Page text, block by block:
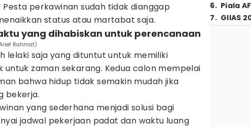
perkawinan sudah tidak dianggap
status atau martabat saja.
yang dihabiskan untuk perencanaan
Rahmat)
lelaki saja yang dituntut untuk memiliki
untuk zaman sekarang. Kedua calon mempelai
bahwa hidup tidak semakin mudah jika
bekerja.
yang sederhana menjadi solusi bagi
jadwal pekerjaan padat dan waktu luang
6. Piala
7. GIIAS